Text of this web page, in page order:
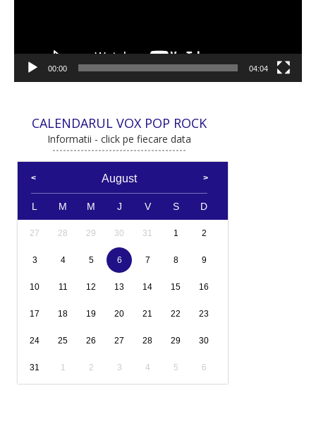
00:00 04:04
CALENDARUL VOX POP ROCK
Informatii - click pe fiecare data
August
L M M J V S D
27 28 29 30 31 1 2
3 4 5 6 7 8 9
10 11 12 13 14 15 16
17 18 19 20 21 22 23
24 25 26 27 28 29 30
31 1 2 3 4 5 6